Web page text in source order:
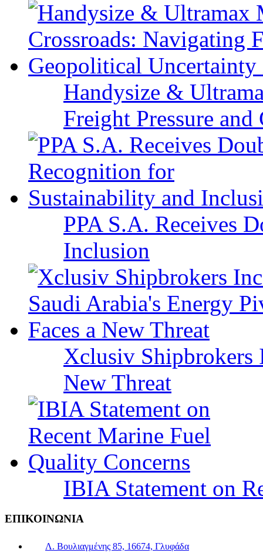
Handysize &
Freight Pressure
PPA S.A. Receives
Inclusion
Xclusiv Shipbrokers
New Threat
IBIA Statement on
ΕΠΙΚΟΙΝΩΝΙΑ
Λ. Βουλιαγμένης 85, 16674, Γλυφάδα